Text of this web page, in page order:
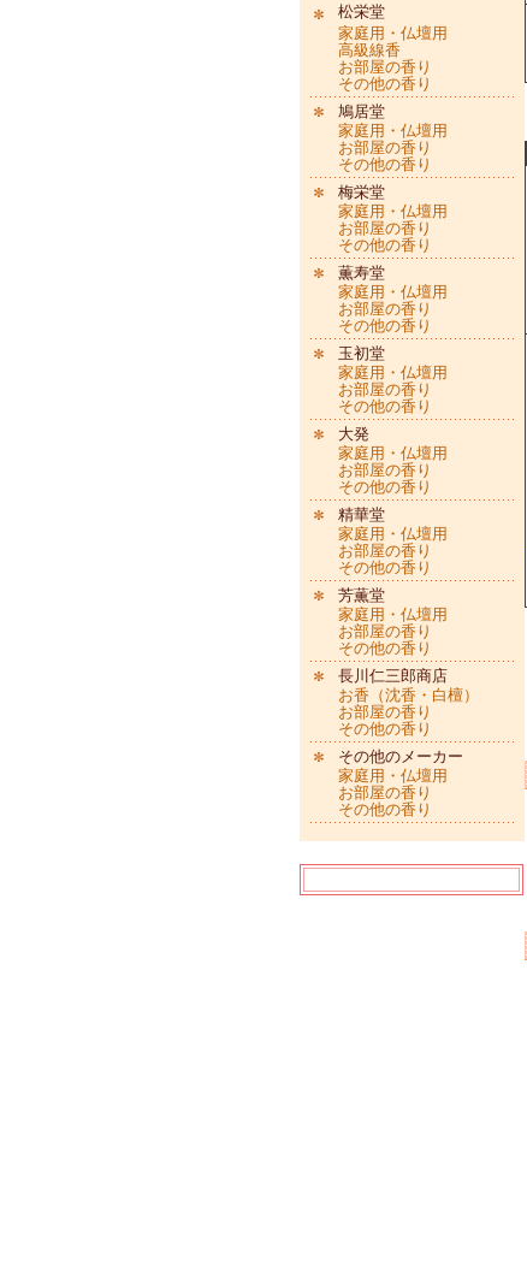
松栄堂
家庭用・仏壇用
高級線香
お部屋の香り
その他の香り
鳩居堂
家庭用・仏壇用
お部屋の香り
その他の香り
梅栄堂
家庭用・仏壇用
お部屋の香り
その他の香り
薫寿堂
家庭用・仏壇用
お部屋の香り
その他の香り
玉初堂
家庭用・仏壇用
お部屋の香り
その他の香り
大発
家庭用・仏壇用
お部屋の香り
その他の香り
精華堂
家庭用・仏壇用
お部屋の香り
その他の香り
芳薫堂
家庭用・仏壇用
お部屋の香り
その他の香り
長川仁三郎商店
お香（沈香・白檀）
お部屋の香り
その他の香り
その他のメーカー
家庭用・仏壇用
お部屋の香り
その他の香り